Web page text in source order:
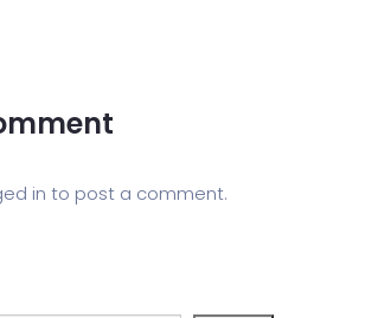
in to post a comment.